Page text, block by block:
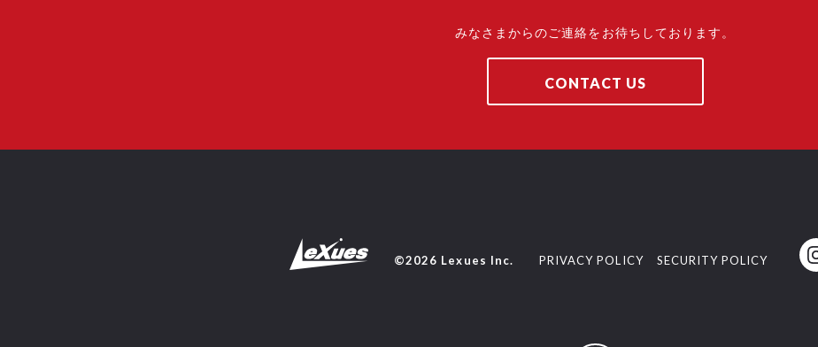
みなさまからのご連絡をお待ちしております。
CONTACT US
©2026 Lexues Inc. PRIVACY POLICY SECURITY POLICY